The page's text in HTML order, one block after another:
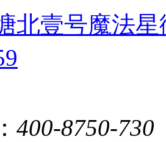
北壹号魔法
400-8750-730